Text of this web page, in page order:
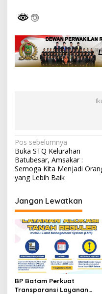
N
a
v
i
g
a
s
i
p
o
s
Pos sebelumnya
Buka STQ Kelurahan
Batubesar, Amsakar :
Semoga Kita Menjadi
yang Lebih Baik
Jangan Lewatkan
BP Batam Perkuat
Transparansi Layanan